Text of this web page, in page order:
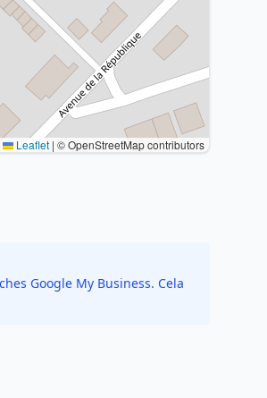
Leaflet | © OpenStreetMap contributors
Google My Business. Cela